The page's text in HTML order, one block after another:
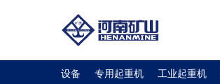
设备 专用起重机 工业起重机